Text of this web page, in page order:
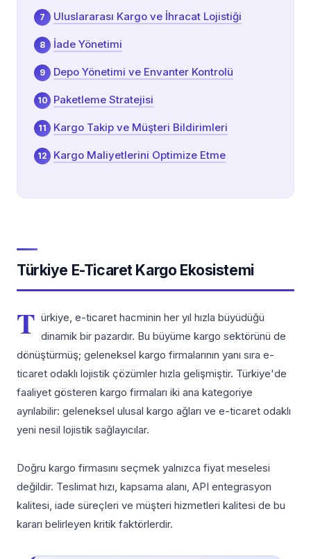
Uluslararası Kargo ve İhracat Lojistiği
İade Yönetimi
Depo Yönetimi ve Envanter Kontrolü
Paketleme Stratejisi
Kargo Takip ve Müşteri Bildirimleri
Kargo Maliyetlerini Optimize Etme
Türkiye E-Ticaret Kargo Ekosistemi
T ürkiye, e-ticaret hacminin her yıl hızla büyüdüğü
dinamik bir pazardır. Bu büyüme kargo sektörünü de
dönüştürmüş; geleneksel kargo firmalarının yanı sıra e-
ticaret odaklı lojistik çözümler hızla gelişmiştir. Türkiye'de
faaliyet gösteren kargo firmaları iki ana kategoriye
ayrılabilir: geleneksel ulusal kargo ağları ve e-ticaret odaklı
yeni nesil lojistik sağlayıcılar.
Doğru kargo firmasını seçmek yalnızca fiyat meselesi
değildir. Teslimat hızı, kapsama alanı, API entegrasyon
kalitesi, iade süreçleri ve müşteri hizmetleri kalitesi de bu
kararı belirleyen kritik faktörlerdir.